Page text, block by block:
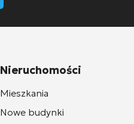
Nieruchomości
Mieszkania
Nowe budynki